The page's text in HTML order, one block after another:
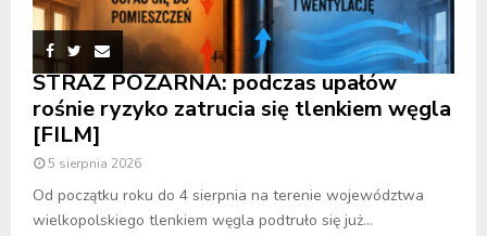
STRAŻ POŻARNA: podczas upałów
rośnie ryzyko zatrucia się tlenkiem węgla
[FILM]
5 sierpnia 2026
Od początku roku do 4 sierpnia na terenie województwa
wielkopolskiego tlenkiem węgla podtruło się już...